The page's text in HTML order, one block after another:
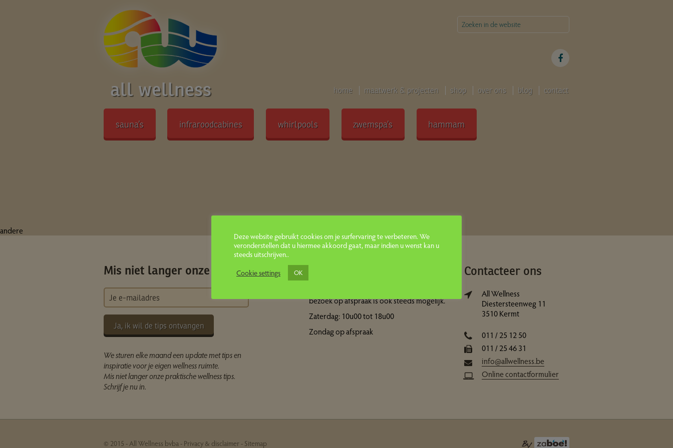
all wellness home maatwerk & projecten shop over ons blog contact
sauna’s infraroodcabines whirlpools zwemspa’s hammam
andere
Mis niet langer onze tips
Ja, ik wil de tips ontvangen
We sturen elke maand een update met tips en
inspiratie voor je eigen wellness ruimte.
Mis niet langer onze praktische wellness tips.
Schrijf je nu in.
bezoek op afspraak is ook steeds mogelijk.
Zaterdag: 10u00 tot 18u00
Zondag op afspraak
Contacteer ons
All Wellness
Diestersteenweg 11
3510 Kermt
011 / 25 12 50
011 / 25 46 31
info@allwellness.be
Online contactformulier
© 2015 - All Wellness bvba - Privacy & disclaimer- Sitemap
Deze website gebruikt cookies om je surfervaring te verbeteren. We
veronderstellen dat u hiermee akkoord gaat, maar indien u wenst kan u
steeds uitschrijven..
Cookie settings
OK